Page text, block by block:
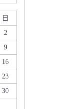
日
2
9
16
23
30